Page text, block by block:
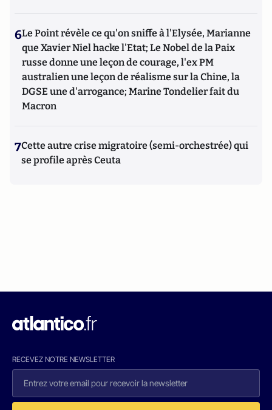
6Le Point révèle ce qu'on sniffe à l'Elysée, Marianne
que Xavier Niel hacke l'Etat; Le Nobel de la Paix
russe donne une leçon de courage, l'ex PM
australien une leçon de réalisme sur la Chine, la
DGSE une d'arrogance; Marine Tondelier fait du
Macron
7Cette autre crise migratoire (semi-orchestrée) qui
se profile après Ceuta
RECEVEZ NOTRE NEWSLETTER